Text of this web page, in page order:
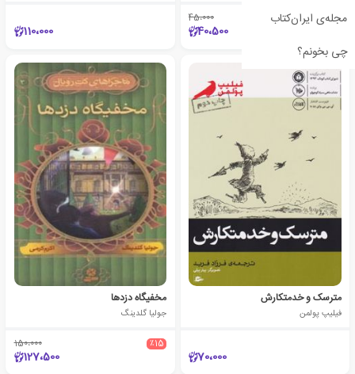
مجله‌ی ایران‌کتاب
چی بخونم؟
٪10 45،000
40،500 110،000
مترسک و خدمتکارش
فیلیپ پولمن
70،000
مخفیگاه دزدها
جولیا گلدینگ
٪15 150،000
127،500